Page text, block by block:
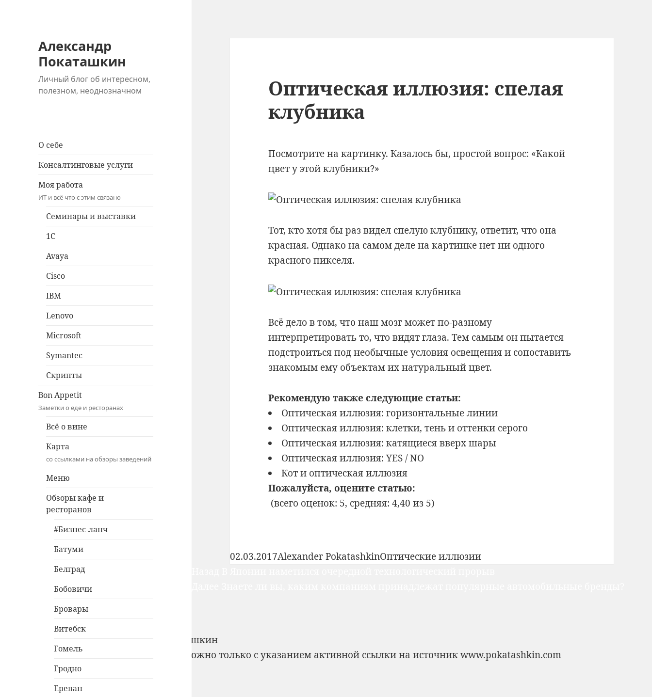
Александр
Покаташкин
Личный блог об интересном,
полезном, неоднозначном
О себе
Консалтинговые услуги
Моя работа
ИТ и всё что с этим связано
Семинары и выставки
1C
Avaya
Cisco
IBM
Lenovo
Microsoft
Symantec
Скрипты
Bon Appetit
Заметки о еде и ресторанах
Всё о вине
Карта
со ссылками на обзоры заведений
Меню
Обзоры кафе и
ресторанов
#Бизнес-ланч
Батуми
Белград
Бобовичи
Бровары
Витебск
Гомель
Гродно
Ереван
Оптическая иллюзия: спелая
клубника
Посмотрите на картинку. Казалось бы, простой вопрос: «Какой
цвет у этой клубники?»
Тот, кто хотя бы раз видел спелую клубнику, ответит, что она
красная. Однако на самом деле на картинке нет ни одного
красного пикселя.
Всё дело в том, что наш мозг может по-разному
интерпретировать то, что видят глаза. Тем самым он пытается
подстроиться под необычные условия освещения и сопоставить
знакомым ему объектам их натуральный цвет.
Рекомендую также следующие статьи:
Оптическая иллюзия: горизонтальные линии
Оптическая иллюзия: клетки, тень и оттенки серого
Оптическая иллюзия: катящиеся вверх шары
Оптическая иллюзия: YES / NO
Кот и оптическая иллюзия
Пожалуйста, оцените статью:
(всего оценок: 5, средняя: 4,40 из 5)
Опубликовано
02.03.2017Автор
Alexander PokatashkinРубрики
Оптические иллюзии
Copyright © 2010-2026 Александр Покаташкин
Использование материалов с сайта возможно только с указанием активной ссылки на источникwww.pokatashkin.com